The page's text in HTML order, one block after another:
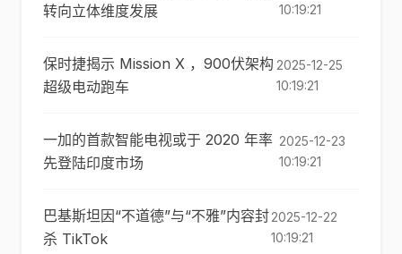
转向立体维度发展
10:19:21
保时捷揭示 Mission X ，900伏架构
超级电动跑车
2025-12-25
10:19:21
一加的首款智能电视或于 2020 年率
先登陆印度市场
2025-12-23
10:19:21
巴基斯坦因“不道德”与“不雅”内容封
杀 TikTok
2025-12-22
10:19:21